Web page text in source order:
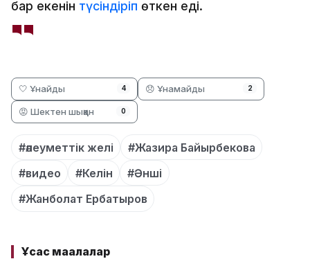
бар екенін түсіндіріп өткен еді.
🤍 Ұнайды 4 😞 Ұнамайды 2
😡 Шектен шыққан 0
#әлеуметтік желі
#Жазира Байырбекова
#видео
#Келін
#Әнші
#Жанболат Ербатыров
Ұқсас мақалалар